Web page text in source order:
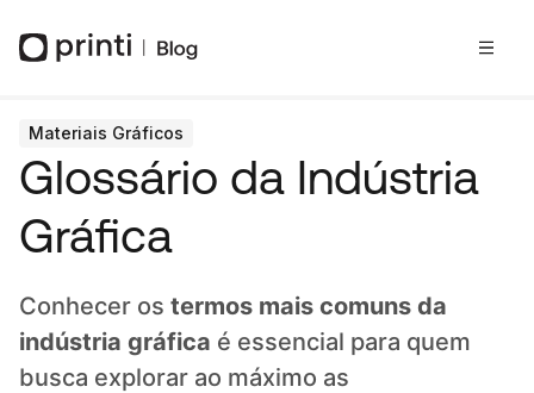
Materiais Gráficos
Glossário da Indústria
Gráfica
Conhecer os termos mais comuns da
indústria gráfica é essencial para quem
busca explorar ao máximo as